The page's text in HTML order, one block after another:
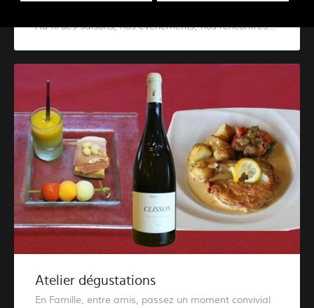
Au fil des saisons, nos évènements, nos rencontres...
Atelier dégustations
En Famille, entre amis, passez un moment convivial